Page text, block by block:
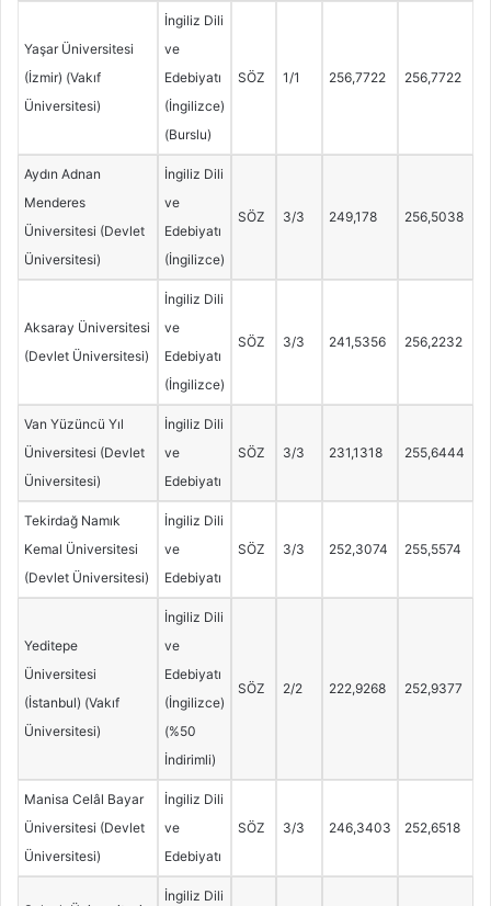
Yaşar Üniversitesi
(İzmir) (Vakıf
Üniversitesi)
İngiliz Dili
ve
Edebiyatı
(İngilizce)
(Burslu)
SÖZ 1/1 256,7722 256,7722
Aydın Adnan
Menderes
Üniversitesi (Devlet
Üniversitesi)
İngiliz Dili
ve
Edebiyatı
(İngilizce)
SÖZ 3/3 249,178 256,5038
Aksaray Üniversitesi
(Devlet Üniversitesi)
İngiliz Dili
ve
Edebiyatı
(İngilizce)
SÖZ 3/3 241,5356 256,2232
Van Yüzüncü Yıl
Üniversitesi (Devlet
Üniversitesi)
İngiliz Dili
ve
Edebiyatı
SÖZ 3/3 231,1318 255,6444
Tekirdağ Namık
Kemal Üniversitesi
(Devlet Üniversitesi)
İngiliz Dili
ve
Edebiyatı
SÖZ 3/3 252,3074 255,5574
Yeditepe
Üniversitesi
(İstanbul) (Vakıf
Üniversitesi)
İngiliz Dili
ve
Edebiyatı
(İngilizce)
(%50
İndirimli)
SÖZ 2/2 222,9268 252,9377
Manisa Celâl Bayar
Üniversitesi (Devlet
Üniversitesi)
İngiliz Dili
ve
Edebiyatı
SÖZ 3/3 246,3403 252,6518
İngiliz Dili